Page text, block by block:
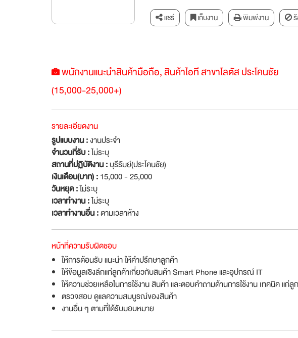
แชร์ เก็บงาน พิมพ์งาน
พนักงานแนะนำสินค้ามือถือ, สินค้าไอที สาขาโลตัส ประโคนชัย
(15,000-25,000+)
รายละเอียดงาน
รูปแบบงาน :งานประจำ
จำนวนที่รับ :ไม่ระบุ
สถานที่ปฏิบัติงาน :บุรีรัมย์(ประโคนชัย)
เงินเดือน(บาท) :15,000 - 25,000
วันหยุด :ไม่ระบุ
เวลาทำงาน :ไม่ระบุ
เวลาทำงานอื่น :ตามเวลาห้าง
หน้าที่ความรับผิดชอบ
ให้การต้อนรับ แนะนำ ให้คำปรึกษาลูกค้า
ให้ข้อมูลเชิงลึกแก่ลูกค้าเกี่ยวกับสินค้า Smart Phone และอุปกรณ์ IT
ให้ความช่วยเหลือในการใช้งาน สินค้า และตอบคำถามด้านการใช้งาน เทคนิค แก่ลู
ตรวจสอบ ดูแลความสมบูรณ์ของสินค้า
งานอื่น ๆ ตามที่ได้รับมอบหมาย